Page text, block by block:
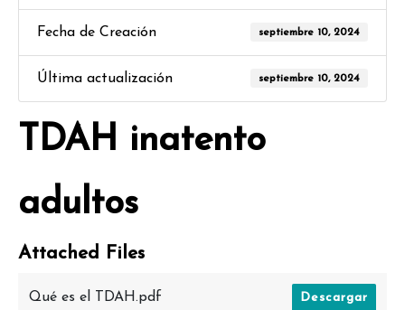
Fecha de Creación septiembre 10, 2024
Última actualización septiembre 10, 2024
TDAH inatento
adultos
Attached Files
Qué es el TDAH.pdf Descargar